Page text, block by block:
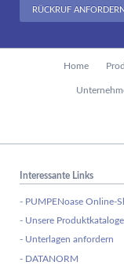
RÜCKRUF ANFORDERN
Home
Interessante Links
- PUMPENoase Online-
- Unsere Produktkataloge
- Unterlagen anfordern
- DATANORM